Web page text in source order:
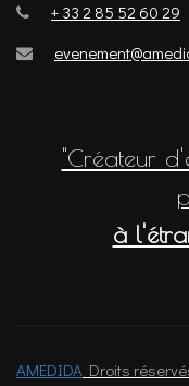
+ 33 2 85 52 60 29
"Créateur
à
AMEDIDA Droits